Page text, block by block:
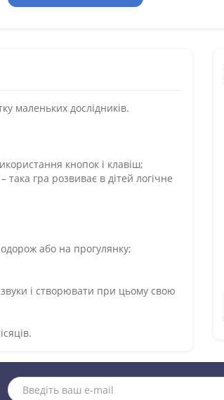
маленьких дослідників.
кнопок і клавіш;
гра розвиває в дітей логічне
або на прогулянку;
і створювати при цьому свою